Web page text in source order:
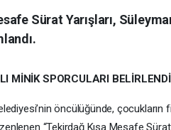
Sürat Yarışları,
MİNİK SPORCULARI BELİRLENDİ
öncülüğünde,
“Tekirdağ Kısa Mesafe